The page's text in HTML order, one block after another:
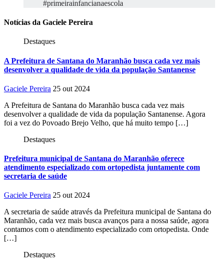
#primeirainfancianaescola
Notícias da Gaciele Pereira
Destaques
A Prefeitura de Santana do Maranhão busca cada vez mais
desenvolver a qualidade de vida da população Santanense
Gaciele Pereira 25 out 2024
A Prefeitura de Santana do Maranhão busca cada vez mais
desenvolver a qualidade de vida da população Santanense. Agora
foi a vez do Povoado Brejo Velho, que há muito tempo […]
Destaques
Prefeitura municipal de Santana do Maranhão oferece
atendimento especializado com ortopedista juntamente com
secretaria de saúde
Gaciele Pereira 25 out 2024
A secretaria de saúde através da Prefeitura municipal de Santana do
Maranhão, cada vez mais busca avanços para a nossa saúde, agora
contamos com o atendimento especializado com ortopedista. Onde
[…]
Destaques